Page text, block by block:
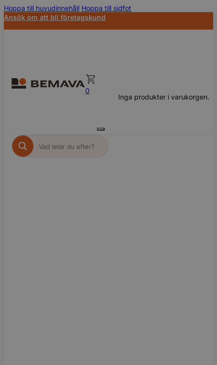
Hoppa till huvudinnehåll Hoppa till sidfot
Ansök om att bli företagskund
0
Inga produkter i varukorgen.